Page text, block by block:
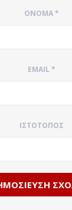
ΌΝΟΜΑ*
EMAIL*
ΙΣΤΌΤΟΠΟΣ